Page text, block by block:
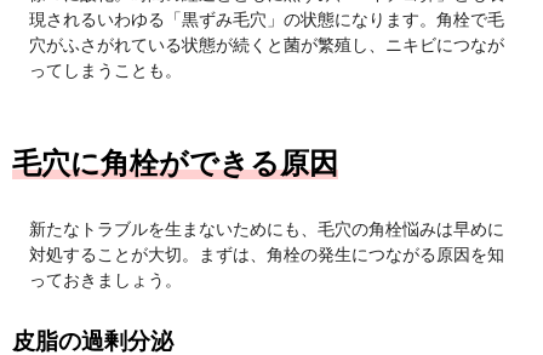
現されるいわゆる「黒ずみ毛穴」の状態になります。角栓で毛
穴がふさがれている状態が続くと菌が繁殖し、ニキビにつなが
ってしまうことも。
毛穴に角栓ができる原因
新たなトラブルを生まないためにも、毛穴の角栓悩みは早めに
対処することが大切。まずは、角栓の発生につながる原因を知
っておきましょう。
皮脂の過剰分泌